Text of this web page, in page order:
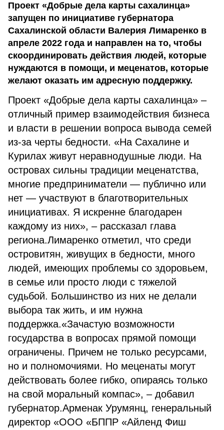
Проект «Добрые дела карты сахалинца»
запущен по инициативе губернатора
Сахалинской области Валерия Лимаренко в
апреле 2022 года и направлен на то, чтобы
скоординировать действия людей, которые
нуждаются в помощи, и меценатов, которые
желают оказать им адресную поддержку.
Проект «Добрые дела карты сахалинца» –
отличный пример взаимодействия бизнеса
и власти в решении вопроса вывода семей
из-за черты бедности. «На Сахалине и
Курилах живут неравнодушные люди. На
островах сильны традиции меценатства,
многие предприниматели — публично или
нет — участвуют в благотворительных
инициативах. Я искренне благодарен
каждому из них», – рассказал глава
региона.Лимаренко отметил, что среди
островитян, живущих в бедности, много
людей, имеющих проблемы со здоровьем,
в семье или просто люди с тяжелой
судьбой. Большинство из них не делали
выбора так жить, и им нужна
поддержка.«Зачастую возможности
государства в вопросах прямой помощи
ограничены. Причем не только ресурсами,
но и полномочиями. Но меценаты могут
действовать более гибко, опираясь только
на свой моральный компас», – добавил
губернатор.Арменак Урумянц, генеральный
директор «ООО «БППР «Айленд Фиш